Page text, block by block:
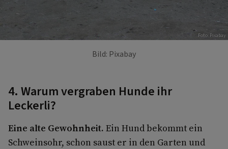
Foto: Pixabay
Bild: Pixabay
4. Warum vergraben Hunde ihr
Leckerli?
Eine alte Gewohnheit. Ein Hund bekommt ein
Schweinsohr, schon saust er in den Garten und